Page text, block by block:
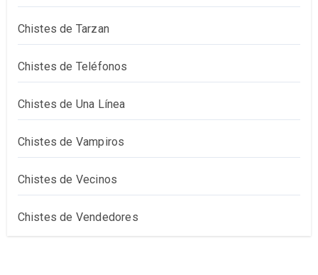
Chistes de Tarzan
Chistes de Teléfonos
Chistes de Una Línea
Chistes de Vampiros
Chistes de Vecinos
Chistes de Vendedores